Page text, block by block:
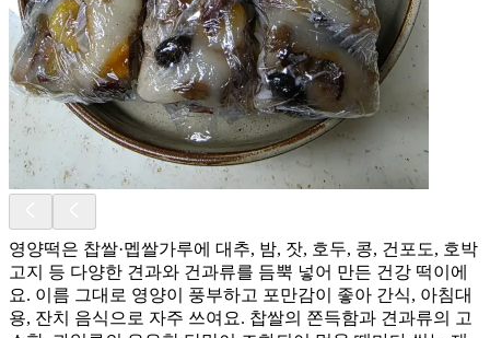
영양떡은 찹쌀·멥쌀가루에 대추, 밤, 잣, 호두, 콩, 건포도, 호박
고지 등 다양한 견과와 건과류를 듬뿍 넣어 만든 건강 떡이에
요. 이름 그대로 영양이 풍부하고 포만감이 좋아 간식, 아침대
용, 잔치 음식으로 자주 쓰여요. 찹쌀의 쫀득함과 견과류의 고